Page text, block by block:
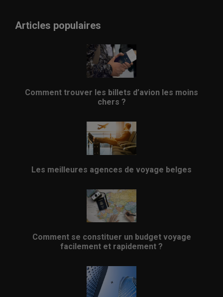
Articles populaires
Comment trouver les billets d’avion les moins
chers ?
Les meilleures agences de voyage belges
Comment se constituer un budget voyage
facilement et rapidement ?